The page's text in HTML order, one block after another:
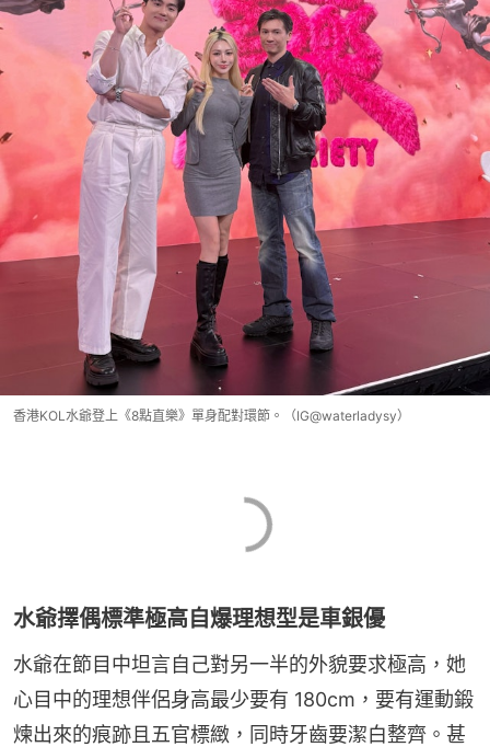
香港KOL水爺登上《8點直樂》單身配對環節。（IG@waterladysy）
水爺擇偶標準極高自爆理想型是車銀優
水爺在節目中坦言自己對另一半的外貌要求極高，她
心目中的理想伴侶身高最少要有 180cm，要有運動鍛
煉出來的痕跡且五官標緻，同時牙齒要潔白整齊。甚